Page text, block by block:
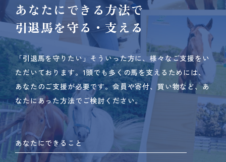
あなたにできる方法で
引退馬を守る・支える
「引退馬を守りたい」そういった方に、様々なご支援をい
ただいております。 1頭でも多くの馬を支えるためには、
あなたのご支援が必要です。 会員や寄付、買い物など、あ
なたにあった方法でご検討ください。
あなたにできること